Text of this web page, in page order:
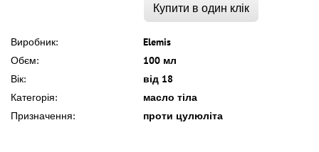
Купити в один клік
Виробник:
Elemis
Обєм:
100 мл
Вік:
від 18
Категорія:
масло тіла
Призначення:
проти цулюліта